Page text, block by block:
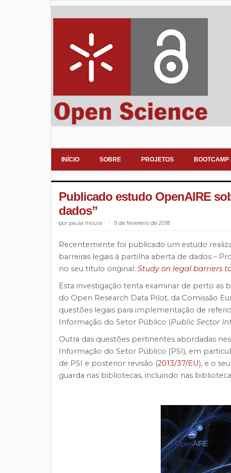
INÍCIO SOBRE PROJETOS
Publicado estudo OpenAIRE
dados”
paula moura 9 de fevereiro de 2018
Recentemente foi publicado um estudo
barreiras legais à partilha aberta de dados –
no seu título original: Study on legal barriers
Esta investigação tenta examinar de perto as
do Open Research Data Pilot, da Comissão
questões legais para implementação de
Informação do Setor Público (Public Sector
Outra das questões pertinentes abordadas
Informação do Setor Público (PSI), em
de PSI e posterior revisão (2013/37/EU), e o
guarda nas bibliotecas, incluindo nas